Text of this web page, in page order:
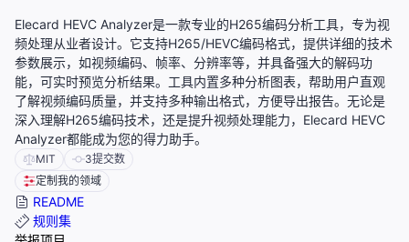
Elecard HEVC Analyzer是一款专业的H265编码分析工具，专为视
频处理从业者设计。它支持H265/HEVC编码格式，提供详细的技术
参数展示，如视频编码、帧率、分辨率等，并具备强大的解码功
能，可实时预览分析结果。工具内置多种分析图表，帮助用户直观
了解视频编码质量，并支持多种输出格式，方便导出报告。无论是
深入理解H265编码技术，还是提升视频处理能力，Elecard HEVC
Analyzer都能成为您的得力助手。
MIT 3提交数
定制我的领域
README
规则集